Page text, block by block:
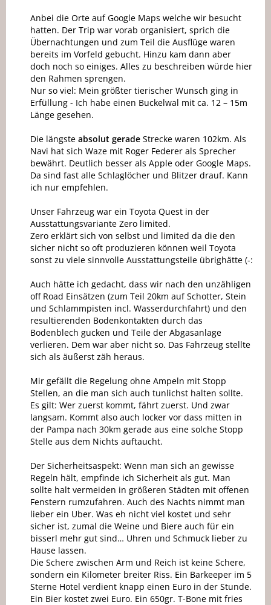
Anbei die Orte auf Google Maps welche wir besucht
hatten. Der Trip war vorab organisiert, sprich die
Übernachtungen und zum Teil die Ausflüge waren
bereits im Vorfeld gebucht. Hinzu kam dann aber
doch noch so einiges. Alles zu beschreiben würde hier
den Rahmen sprengen.
Nur so viel: Mein größter tierischer Wunsch ging in
Erfüllung - Ich habe einen Buckelwal mit ca. 12 – 15m
Länge gesehen.
Die längste absolut gerade Strecke waren 102km. Als
Navi hat sich Waze mit Roger Federer als Sprecher
bewährt. Deutlich besser als Apple oder Google Maps.
Da sind fast alle Schlaglöcher und Blitzer drauf. Kann
ich nur empfehlen.
Unser Fahrzeug war ein Toyota Quest in der
Ausstattungsvariante Zero limited.
Zero erklärt sich von selbst und limited da die den
sicher nicht so oft produzieren können weil Toyota
sonst zu viele sinnvolle Ausstattungsteile übrighätte (-:
Auch hätte ich gedacht, dass wir nach den unzähligen
off Road Einsätzen (zum Teil 20km auf Schotter, Stein
und Schlammpisten incl. Wasserdurchfahrt) und den
resultierenden Bodenkontakten durch das
Bodenblech gucken und Teile der Abgasanlage
verlieren. Dem war aber nicht so. Das Fahrzeug stellte
sich als äußerst zäh heraus.
Mir gefällt die Regelung ohne Ampeln mit Stopp
Stellen, an die man sich auch tunlichst halten sollte.
Es gilt: Wer zuerst kommt, fährt zuerst. Und zwar
langsam. Kommt also auch locker vor dass mitten in
der Pampa nach 30km gerade aus eine solche Stopp
Stelle aus dem Nichts auftaucht.
Der Sicherheitsaspekt: Wenn man sich an gewisse
Regeln hält, empfinde ich Sicherheit als gut. Man
sollte halt vermeiden in größeren Städten mit offenen
Fenstern rumzufahren. Auch des Nachts nimmt man
lieber ein Uber. Was eh nicht viel kostet und sehr
sicher ist, zumal die Weine und Biere auch für ein
bisserl mehr gut sind… Uhren und Schmuck lieber zu
Hause lassen.
Die Schere zwischen Arm und Reich ist keine Schere,
sondern ein Kilometer breiter Riss. Ein Barkeeper im 5
Sterne Hotel verdient knapp einen Euro in der Stunde.
Ein Bier kostet zwei Euro. Ein 650gr. T-Bone mit fries